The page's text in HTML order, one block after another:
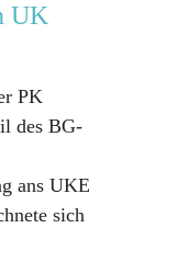
UK
PK
des BG-
ans UKE
sich